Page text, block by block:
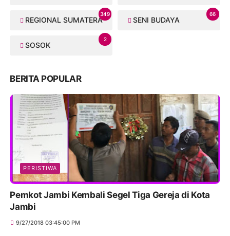
REGIONAL SUMATERA
349
SENI BUDAYA
66
SOSOK
2
BERITA POPULAR
PERISTIWA
Pemkot Jambi Kembali Segel Tiga Gereja di Kota
Jambi
9/27/2018 03:45:00 PM